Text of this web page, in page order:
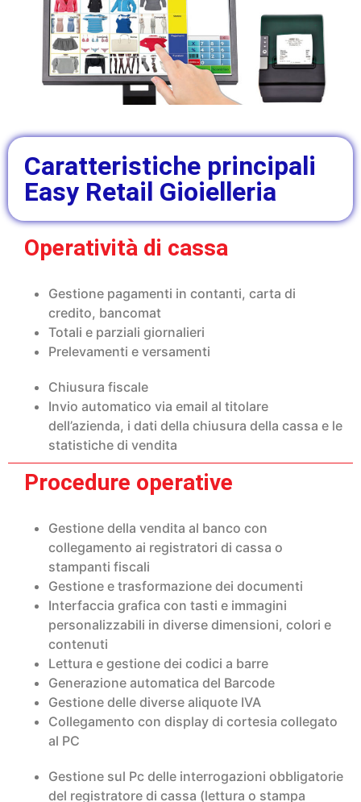
Caratteristiche principali
Easy Retail Gioielleria
Operatività di cassa
Gestione pagamenti in contanti, carta di
credito, bancomat
Totali e parziali giornalieri
Prelevamenti e versamenti
Chiusura fiscale
Invio automatico via email al titolare
dell’azienda, i dati della chiusura della cassa e le
statistiche di vendita
Procedure operative
Gestione della vendita al banco con
collegamento ai registratori di cassa o
stampanti fiscali
Gestione e trasformazione dei documenti
Interfaccia grafica con tasti e immagini
personalizzabili in diverse dimensioni, colori e
contenuti
Lettura e gestione dei codici a barre
Generazione automatica del Barcode
Gestione delle diverse aliquote IVA
Collegamento con display di cortesia collegato
al PC
Gestione sul Pc delle interrogazioni obbligatorie
del registratore di cassa (lettura o stampa